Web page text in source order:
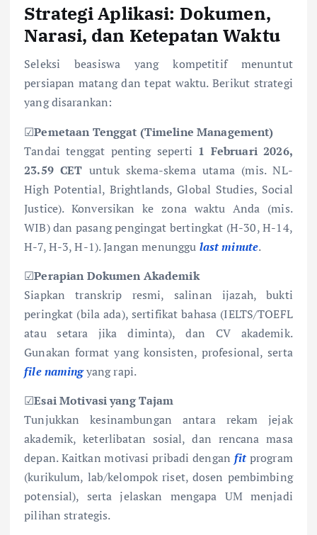
Strategi Aplikasi: Dokumen,
Narasi, dan Ketepatan Waktu
Seleksi beasiswa yang kompetitif menuntut
persiapan matang dan tepat waktu. Berikut strategi
yang disarankan:
☑Pemetaan Tenggat (Timeline Management)
Tandai tenggat penting seperti 1 Februari 2026,
23.59 CET untuk skema-skema utama (mis. NL-
High Potential, Brightlands, Global Studies, Social
Justice). Konversikan ke zona waktu Anda (mis.
WIB) dan pasang pengingat bertingkat (H-30, H-14,
H-7, H-3, H-1). Jangan menunggu last minute.
☑Perapian Dokumen Akademik
Siapkan transkrip resmi, salinan ijazah, bukti
peringkat (bila ada), sertifikat bahasa (IELTS/TOEFL
atau setara jika diminta), dan CV akademik.
Gunakan format yang konsisten, profesional, serta
file namingyang rapi.
☑Esai Motivasi yang Tajam
Tunjukkan kesinambungan antara rekam jejak
akademik, keterlibatan sosial, dan rencana masa
depan. Kaitkan motivasi pribadi dengan fitprogram
(kurikulum, lab/kelompok riset, dosen pembimbing
potensial), serta jelaskan mengapa UM menjadi
pilihan strategis.